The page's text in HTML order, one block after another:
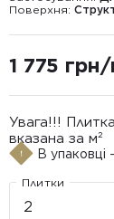
Поверхня:
1 775 грн/
Увага!!!
вказана за м²
В упаковці
Плитки